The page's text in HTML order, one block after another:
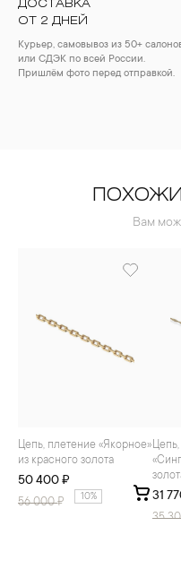
4. Специалисты обычно
реже одного раза в
фланелевой или
ДОСТАВКА
ОТ 2 ДНЕЙ
Курьер, самовывоз из 50+
или СДЭК по всей России.
Пришлём фото перед отправкой.
Вам
Цепь, плетение «Якорное»
из красного золота
50 400 ₽
56 000₽ 10%
Цепь, плетение
31
35